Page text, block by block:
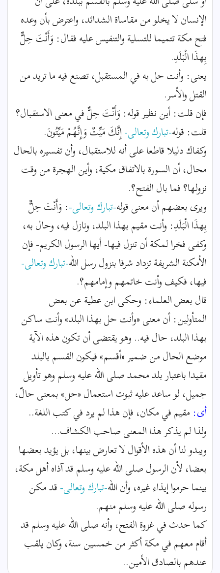
الإنسان لا يخلو من مقاساة الشدائد، واعترض بأن وعده
فتح مكة تتميما للتسلية والتنفيس عليه فقال: وَأَنْتَ حِلٌّ
بِهذَا الْبَلَدِ.
يعنى: وأنت حل به في المستقبل، تصنع فيه ما تريد من
القتل والأسر.
فإن قلت: أين نظير قوله: وَأَنْتَ حِلٌّ في معنى الاستقبال؟
قلت: قوله-تبارك وتعالى-إِنَّكَ مَيِّتٌ وَإِنَّهُمْ مَيِّتُونَ.
وكفاك دليلا قاطعا على أنه للاستقبال، وأن تفسيره بالحال
محال، أن السورة بالاتفاق مكية، وأين الهجرة من وقت
نزولها؟ فما بال الفتح؟.
ويرى بعضهم أن معنى قوله-تبارك وتعالى-: وَأَنْتَ حِلٌّ
بِهذَا الْبَلَدِ: وأنت مقيم بهذا البلد، ونازل فيه، وحال به،
وكفى فخرا لمكة أن تنزل فيها- أيها الرسول الكريم- فإن
الأمكنة الشريفة تزداد شرفا بنزول رسل الله-تبارك وتعالى-
فيها، فكيف وأنت خاتمهم وإمامهم؟.
قال بعض العلماء: وحكى ابن عطية عن بعض
المتأولين: أن معنى «وأنت حل بهذا البلد» وأنت ساكن
بهذا البلد، حال فيه.. وهو يقتضى أن تكون هذه الآية
موضع الحال من ضمير «أقسم» فيكون القسم بالبلد
مقيدا باعتبار بلد محمد صلى الله عليه وسلم وهو تأويل
جميل، لو ساعد عليه ثبوت استعمال «حل» بمعنى حالّ،
أى: مقيم في مكان، فإن هذا لم يرد في كتب اللغة..
ولذا لم يذكر هذا المعنى صاحب الكشاف...
ويبدو لنا أن هذه الأقوال لا تعارض بينها، بل يؤيد بعضها
بعضا، لأن الرسول صلى الله عليه وسلم قد آذاه أهل مكة،
بينما حرموا إيذاء غيره، وأن الله-تبارك وتعالى-قد مكن
رسوله صلى الله عليه وسلم منهم.
كما حدث في غزوة الفتح، وأنه صلى الله عليه وسلم قد
أقام معهم في مكة أكثر من خمسين سنة، وكان يلقب
عندهم بالصادق الأمين..